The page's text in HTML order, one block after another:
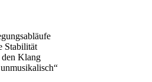
Stabilität
Klang